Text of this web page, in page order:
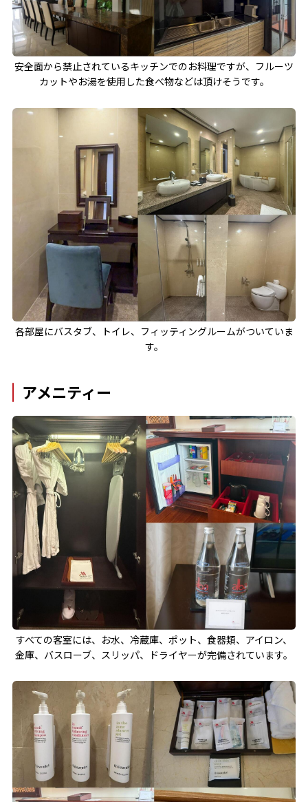
安全面から禁止されているキッチンでのお料理ですが、フルーツ
カットやお湯を使用した食べ物などは頂けそうです。
各部屋にバスタブ、トイレ、フィッティングルームがついていま
す。
アメニティー
すべての客室には、お水、冷蔵庫、ポット、食器類、アイロン、
金庫、バスローブ、スリッパ、ドライヤーが完備されています。